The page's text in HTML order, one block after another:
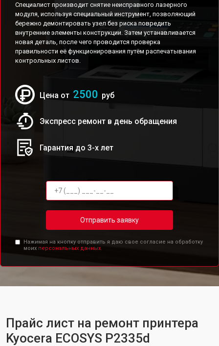
Специалист производит снятие неисправного лазерного
модуля, используя специальный инструмент, позволяющий
бережно демонтировать узел без риска повредить
внутренние элементы конструкции. Затем устанавливается
новая деталь, после чего проводится проверка
правильности её функционирования путём распечатывания
контрольных листов.
Цена от 2500 руб
Экспресс ремонт в день обращения
Гарантия до 3-х лет
Отправить заявку
Нажимая на кнопку отправить я даю свое согласие на обработку
моих персональных данных.
Прайс лист на ремонт принтера
Kyocera ECOSYS P2335d